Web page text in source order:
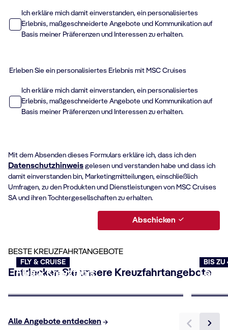
Ich erkläre mich damit einverstanden, ein personalisiertes
Erlebnis, maßgeschneiderte Angebote und Kommunikation auf
Basis meiner Präferenzen und Interessen zu erhalten.
Erleben Sie ein personalisiertes Erlebnis mit MSC Cruises
Ich erkläre mich damit einverstanden, ein personalisiertes
Erlebnis, maßgeschneiderte Angebote und Kommunikation auf
Basis meiner Präferenzen und Interessen zu erhalten.
Mit dem Absenden dieses Formulars erkläre ich, dass ich den
Datenschutzhinweis gelesen und verstanden habe und dass ich
damit einverstanden bin, Marketingmitteilungen, einschließlich
Umfragen, zu den Produkten und Dienstleistungen von MSC Cruises
SA und ihren Tochtergesellschaften zu erhalten.
Abschicken
BESTE KREUZFAHRTANGEBOTE
Entdecken Sie unsere Kreuzfahrtangebote
FLY & CRUISE
Flug & Kreuzfahrt
BIS ZU
Last
Alle Angebote entdecken